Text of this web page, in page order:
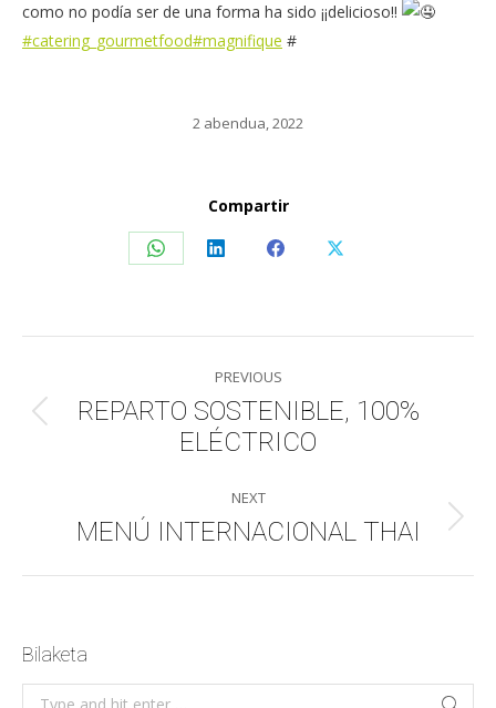
como no podía ser de una forma ha sido ¡¡delicioso!!
#catering_gourmetfood#magnifique #
2 abendua, 2022
Compartir
Share
WhatsApp
Share
LinkedIn
Share
Facebook
Share
X
navigation
PREVIOUS
Previous
post:
REPARTO SOSTENIBLE, 100%
ELÉCTRICO
NEXT
Next
MENÚ INTERNACIONAL THAI
Bilaketa
Search: